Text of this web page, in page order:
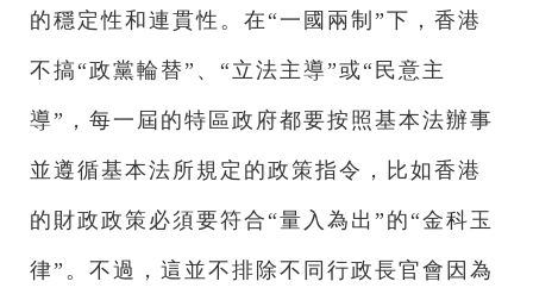
的穩定性和連貫性。在“一國兩制”下，香港
不搞“政黨輪替”、“立法主導”或“民意主
導”，每一屆的特區政府都要按照基本法辦事
並遵循基本法所規定的政策指令，比如香港
的財政政策必須要符合“量入為出”的“金科玉
律”。不過，這並不排除不同行政長官會因為